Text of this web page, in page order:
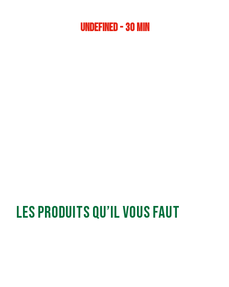
UNDEFINED - 30 MIN
Les produits qu’il vous faut